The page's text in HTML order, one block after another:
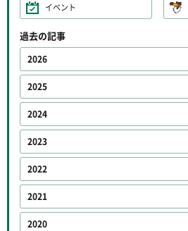
イベント
過去の記事
2026
2025
2024
2023
2022
2021
2020